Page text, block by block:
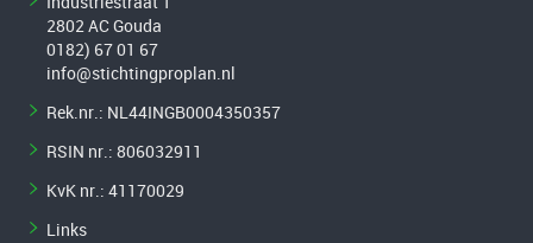
2802 AC Gouda
0182) 67 01 67
info@stichtingproplan.nl
Rek.nr.: NL44INGB0004350357
RSIN nr.: 806032911
KvK nr.: 41170029
Links